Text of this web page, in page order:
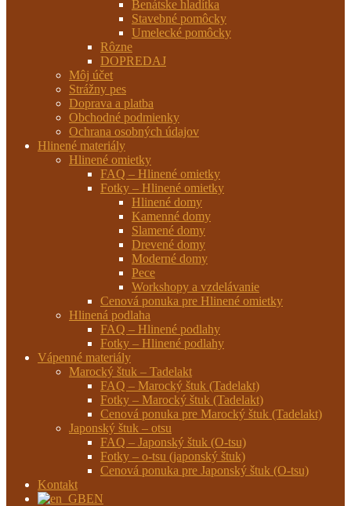
Benátske hladítka
Stavebné pomôcky
Umelecké pomôcky
Rôzne
DOPREDAJ
Môj účet
Strážny pes
Doprava a platba
Obchodné podmienky
Ochrana osobných údajov
Hlinené materiály
Hlinené omietky
FAQ – Hlinené omietky
Fotky – Hlinené omietky
Hlinené domy
Kamenné domy
Slamené domy
Drevené domy
Moderné domy
Pece
Workshopy a vzdelávanie
Cenová ponuka pre Hlinené omietky
Hlinená podlaha
FAQ – Hlinené podlahy
Fotky – Hlinené podlahy
Vápenné materiály
Marocký štuk – Tadelakt
FAQ – Marocký štuk (Tadelakt)
Fotky – Marocký štuk (Tadelakt)
Cenová ponuka pre Marocký štuk (Tadelakt)
Japonský štuk – otsu
FAQ – Japonský štuk (O-tsu)
Fotky – o-tsu (japonský štuk)
Cenová ponuka pre Japonský štuk (O-tsu)
Kontakt
EN